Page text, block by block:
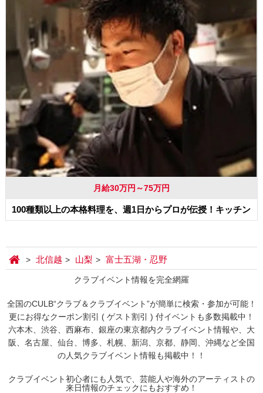
月給30万円～75万円
100種類以上の本格料理を、週1日からプロが伝授！キッチン
北信越 山梨 富士五湖・忍野
クラブイベント情報を完全網羅
全国のCULB“クラブ＆クラブイベント”が簡単に検索・参加が可能！
更にお得なクーポン割引 ( ゲスト割引 ) 付イベントも多数掲載中！
六本木、渋谷、西麻布、銀座の東京都内クラブイベント情報や、大
阪、名古屋、仙台、博多、札幌、新潟、京都、静岡、沖縄など全国
の人気クラブイベント情報も掲載中！！
クラブイベント初心者にも人気で、芸能人や海外のアーティストの
来日情報のチェックにもおすすめ！